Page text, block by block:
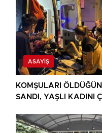
ASAYIŞ
KOMŞULARI
SANDI, YAŞLI KADINI
BULUNDU